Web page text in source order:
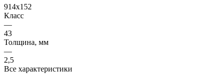
914x152
Класс
—
43
Толщина, мм
—
2,5
Все характеристики